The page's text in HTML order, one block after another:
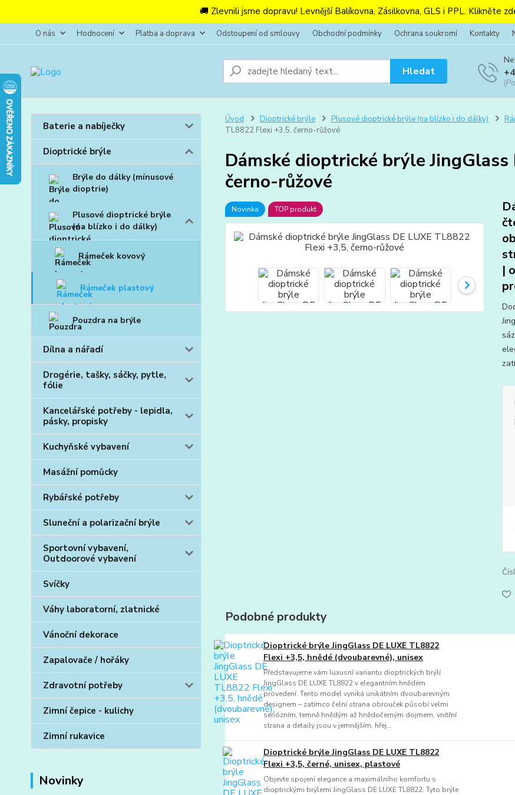
🚚 Zlevnili jsme dopravu! Levnější Balíkovna, Zásilkovna, GLS i PPL. Klikněte
O nás Hodnocení Platba a doprava Odstoupení od smlouvy Obchodní podmínky Ochrana soukromí Kontakty
Hledat
Baterie a nabíječky
Dioptrické brýle
Brýle do dálky (mínusové
dioptrie)
Plusové dioptrické brýle
(na blízko i do dálky)
Rámeček kovový
Rámeček plastový
Pouzdra na brýle
Dílna a nářadí
Drogérie, tašky, sáčky, pytle,
fólie
Kancelářské potřeby - lepidla,
pásky, propisky
Kuchyňské vybavení
Masážní pomůcky
Rybářské potřeby
Sluneční a polarizační brýle
Sportovní vybavení,
Outdoorové vybavení
Svíčky
Váhy laboratorní, zlatnické
Vánoční dekorace
Zapalovače / hořáky
Zdravotní potřeby
Zimní čepice - kulichy
Zimní rukavice
Novinky
Úvod Dioptrické brýle Plusové dioptrické brýle (na blízko i do dálky)
TL8822 Flexi +3,5, černo-růžové
Dámské dioptrické brýle
černo-růžové
Novinka TOP produkt
|
Podobné produkty
Dioptrické brýle JingGlass DE LUXE TL8822
Flexi +3,5, hnědé (dvoubarevné), unisex
Představujeme vám luxusní variantu dioptrických brýlí
JingGlass DE LUXE TL8822 v elegantním hnědém
provedení. Tento model vyniká unikátním dvoubarevným
designem – zatímco čelní strana obrouček působí velmi
seriózním, temně hnědým až hnědočerným dojmem, vnitřní
strana a detaily jsou v jemnějším, hřej...
Dioptrické brýle JingGlass DE LUXE TL8822
Flexi +3,5, černé, unisex, plastové
Objevte spojení elegance a maximálního komfortu s
dioptrickými brýlemi JingGlass DE LUXE TL8822. Tyto brýle